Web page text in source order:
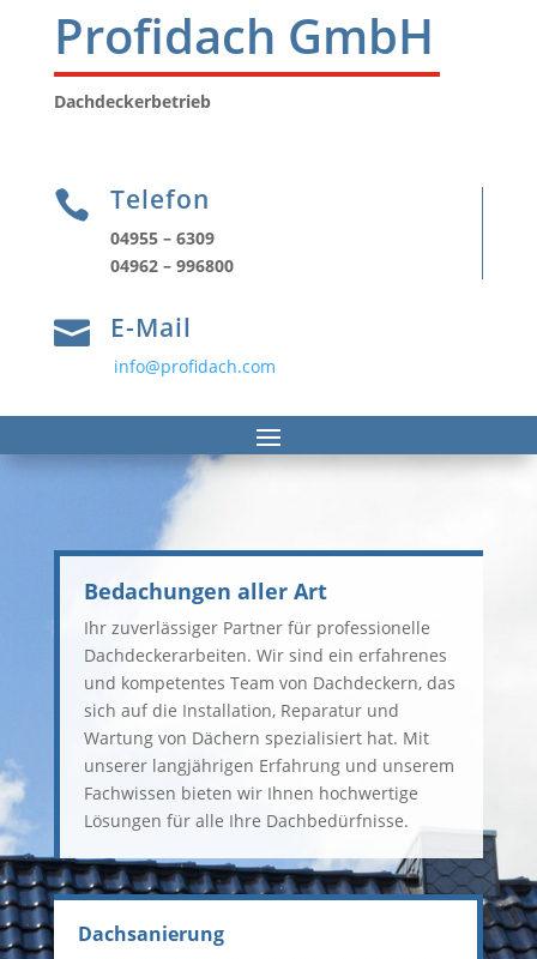
Profidach GmbH
Dachdeckerbetrieb
 Telefon
04955 – 6309
04962 – 996800
 E-Mail
info@profidach.com
Bedachungen aller Art
Ihr zuverlässiger Partner für professionelle
Dachdeckerarbeiten. Wir sind ein erfahrenes
und kompetentes Team von Dachdeckern, das
sich auf die Installation, Reparatur und
Wartung von Dächern spezialisiert hat. Mit
unserer langjährigen Erfahrung und unserem
Fachwissen bieten wir Ihnen hochwertige
Lösungen für alle Ihre Dachbedürfnisse.
Dachsanierung